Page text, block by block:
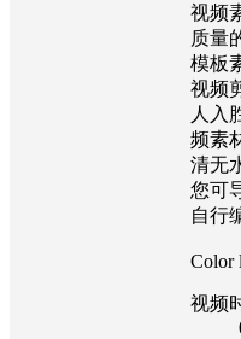
视频
质量
模板
视频
人入
频素
清无
您可
自行
Color
视频